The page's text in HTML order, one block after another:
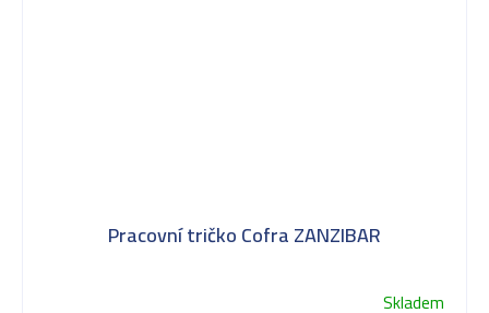
Pracovní tričko Cofra ZANZIBAR
Skladem